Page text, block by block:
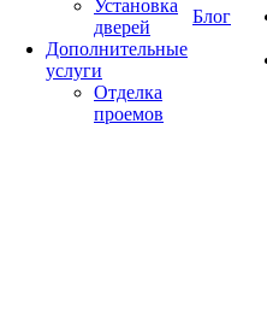
Установка
дверей
Дополнительные
услуги
Отделка
проемов
Блог